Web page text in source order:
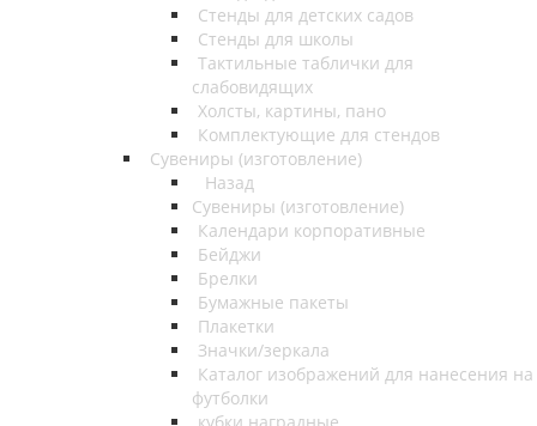
Стенды для детских садов
Стенды для школы
Тактильные таблички для
слабовидящих
Холсты, картины, пано
Комплектующие для стендов
Сувениры (изготовление)
Назад
Сувениры (изготовление)
Календари корпоративные
Бейджи
Брелки
Бумажные пакеты
Плакетки
Значки/зеркала
Каталог изображений для нанесения на
футболки